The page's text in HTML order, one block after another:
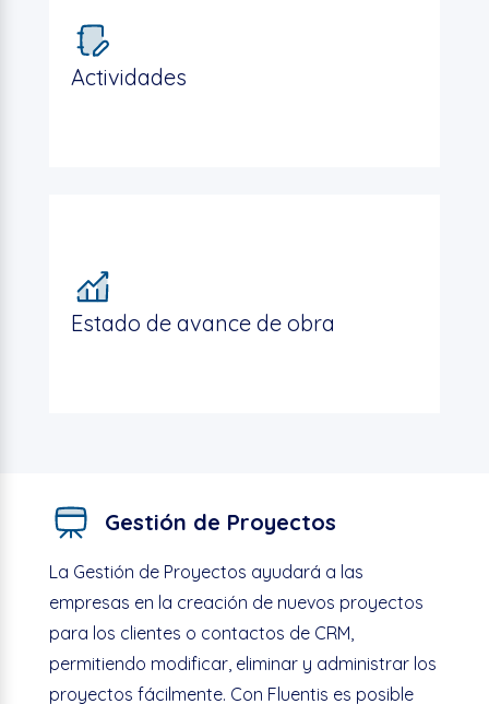
Actividades
Estado de avance de obra
Gestión de Proyectos
La Gestión de Proyectos ayudará a las
empresas en la creación de nuevos proyectos
para los clientes o contactos de CRM,
permitiendo modificar, eliminar y administrar los
proyectos fácilmente. Con Fluentis es posible